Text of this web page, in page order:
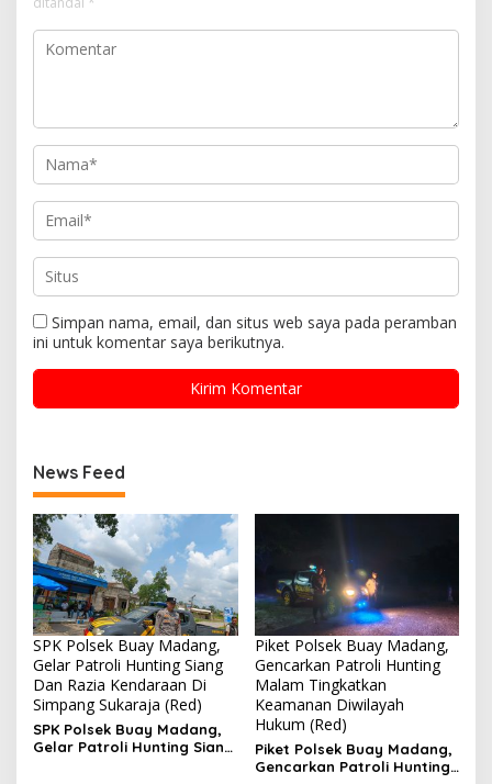
Simpan nama, email, dan situs web saya pada peramban
ini untuk komentar saya berikutnya.
News Feed
SPK Polsek Buay Madang,
Gelar Patroli Hunting Siang
Dan Razia Kendaraan Di
Simpang Sukaraja (Red)
SPK Polsek Buay Madang,
Gelar Patroli Hunting Siang
Piket Polsek Buay Madang,
Gencarkan Patroli Hunting
Malam Tingkatkan
Keamanan Diwilayah
Hukum (Red)
Piket Polsek Buay Madang,
Gencarkan Patroli Hunting